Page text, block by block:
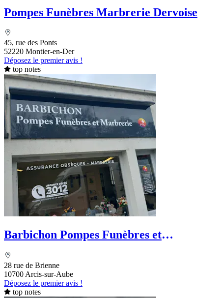
Pompes Funèbres Marbrerie Dervoise
45, rue des Ponts
52220 Montier-en-Der
Déposez le premier avis !
top notes
Barbichon Pompes Funèbres et
28 rue de Brienne
10700 Arcis-sur-Aube
Déposez le premier avis !
top notes